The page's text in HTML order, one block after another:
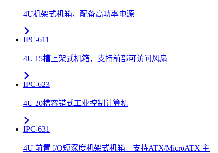
4U机架式机箱，配备高功率电源
IPC-611
4U 15槽上架式机箱，支持前部可访问风扇
IPC-623
4U 20槽容错式工业控制计算机
IPC-631
4U 前置 I/O短深度机架式机箱，支持ATX/MicroATX 主